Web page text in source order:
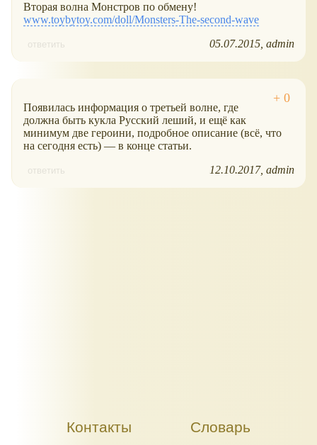
Вторая волна Монстров по обмену!
www.toybytoy.com/doll/Monsters-The-second-wave
ответить 05.07.2015 admin
Появилась информация о третьей волне, где
должна быть кукла Русский леший, и ещё как
минимум две героини, подробное описание (всё, что
на сегодня есть) — в конце статьи.
ответить 12.10.2017 admin
Контакты Словарь